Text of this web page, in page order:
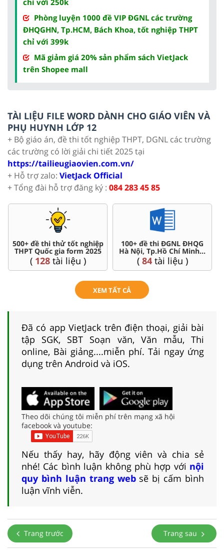
Phòng luyện 1000 đề VIP ĐGNL các trường
ĐHQGHN, Tp.HCM, Bách Khoa, tốt nghiệp THPT
chỉ với 399k
Mã giảm giá 20% sản phẩm sách VietJack
trên Shopee mall
TÀI LIỆU FILE WORD DÀNH CHO GIÁO VIÊN VÀ
PHỤ HUYNH LỚP 12
+ Bộ giáo án, đề thi tốt nghiệp THPT, DGNL các trường
các trường có lời giải chi tiết 2025 tại
https://tailieugiaovien.com.vn/
+ Hỗ trợ zalo: VietJack Official
+ Tổng đài hỗ trợ đăng ký : 084 283 45 85
500+ đề thi thử tốt nghiệp
THPT Quốc gia form 2025
( 128tài liệu )
100+ đề thi ĐGNL ĐHQG
Hà Nội, Tp.Hồ Chí Minh...
( 84tài liệu )
XEM TẤT CẢ
Đã có app VietJack trên điện thoại, giải bài
tập SGK, SBT Soạn văn, Văn mẫu, Thi
online, Bài giảng....miễn phí. Tải ngay ứng
dụng trên Android và iOS.
Theo dõi chúng tôi miễn phí trên mạng xã hội
facebook và youtube:
Nếu thấy hay, hãy động viên và chia sẻ
nhé! Các bình luận không phù hợp với nội
quy bình luận trang websẽ bị cấm bình
luận vĩnh viễn.
Trang trước Trang sau